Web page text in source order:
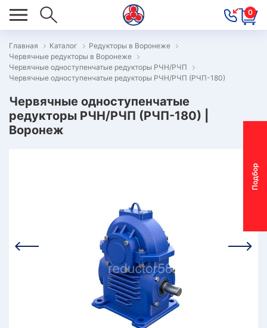
0
П
о
д
б
о
р
м
о
т
о
р
-
р
е
д
у
к
т
о
р
Главная Каталог
Редукторы в Воронеже
Червячные редукторы в Воронеже
Червячные одноступенчатые редукторы РЧН/РЧП
Червячные одноступенчатые редукторы РЧН/РЧП (РЧП-180)
Червячные одноступенчатые
редукторы РЧН/РЧП (РЧП-180) |
Воронеж